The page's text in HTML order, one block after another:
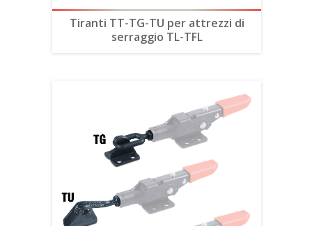
Tiranti TT-TG-TU per attrezzi di
serraggio TL-TFL